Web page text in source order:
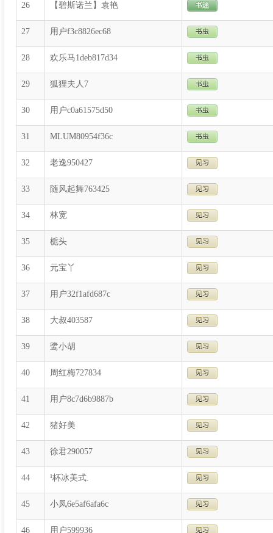
26 【碧斯诺兰】袁艳
27 用户f3c8826ec68
28 欢乐马1deb817d34
29 狐狸夫人7
30 用户c0a61575d50
31 MLUM80954f36c
32 老逸950427
33 随风起舞763425
34 林宽
35 栀头
36 元宝丫
37 用户32f1afd687c
38 大叔403587
39 鹭小胡
40 周红梅727834
41 用户8c7d6b9887b
42 猪好美
43 徐君290057
44 ¹杯冰美式.
45 小凤6e5af6afa6c
46 用户599936